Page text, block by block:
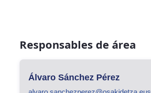
Responsables de área
Álvaro Sánchez Pérez